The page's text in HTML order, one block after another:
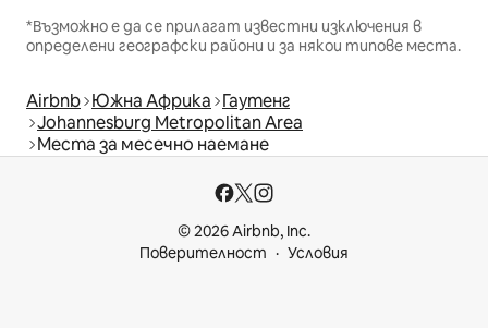
*Възможно е да се прилагат известни изключения в
определени географски райони и за някои типове места.
Airbnb Южна Африка Гаутенг
Johannesburg Metropolitan Area
Места за месечно наемане
© 2026 Airbnb, Inc.
Поверителност
Условия